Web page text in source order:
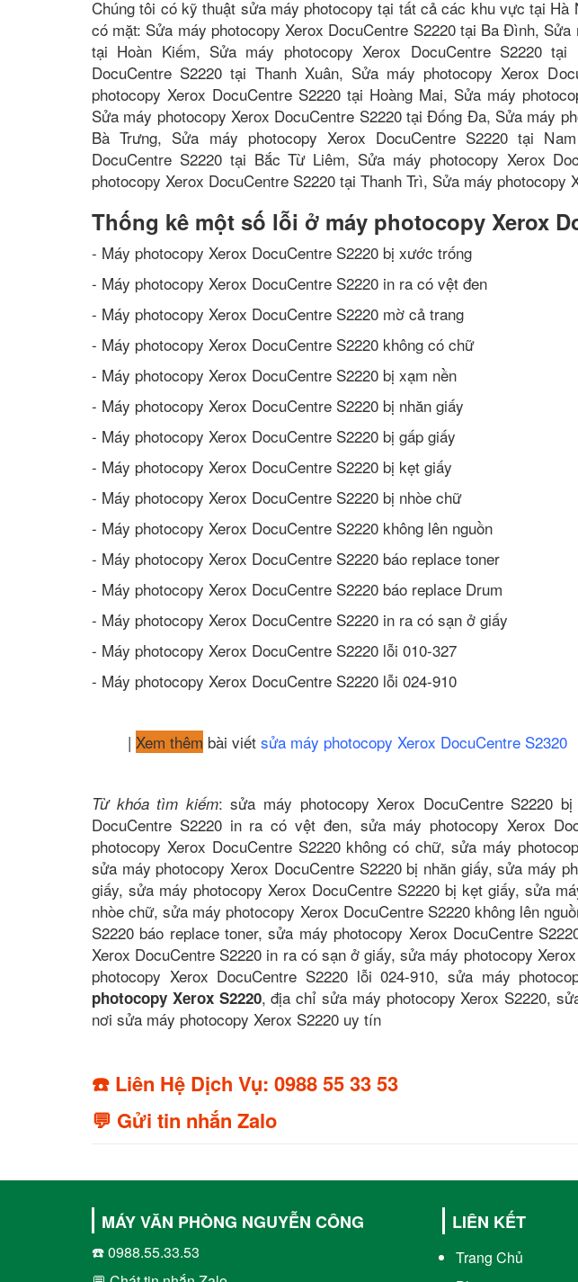
Chúng tôi có kỹ thuật sửa máy photocopy tại tất cả các khu vực tại
có mặt: Sửa máy photocopy Xerox DocuCentre S2220 tại Ba Đình,
tại Hoàn Kiếm, Sửa máy photocopy Xerox DocuCentre S2220
DocuCentre S2220 tại Thanh Xuân, Sửa máy photocopy Xerox
photocopy Xerox DocuCentre S2220 tại Hoàng Mai, Sửa máy
Sửa máy photocopy Xerox DocuCentre S2220 tại Đống Đa, Sửa máy
Bà Trưng, Sửa máy photocopy Xerox DocuCentre S2220 tại
DocuCentre S2220 tại Bắc Từ Liêm, Sửa máy photocopy Xerox
photocopy Xerox DocuCentre S2220 tại Thanh Trì, Sửa máy photocopy
Thống kê một số lỗi ở máy photocopy Xerox
- Máy photocopy Xerox DocuCentre S2220 bị xước trống
- Máy photocopy Xerox DocuCentre S2220 in ra có vệt đen
- Máy photocopy Xerox DocuCentre S2220 mờ cả trang
- Máy photocopy Xerox DocuCentre S2220 không có chữ
- Máy photocopy Xerox DocuCentre S2220 bị xạm nền
- Máy photocopy Xerox DocuCentre S2220 bị nhăn giấy
- Máy photocopy Xerox DocuCentre S2220 bị gấp giấy
- Máy photocopy Xerox DocuCentre S2220 bị kẹt giấy
- Máy photocopy Xerox DocuCentre S2220 bị nhòe chữ
- Máy photocopy Xerox DocuCentre S2220 không lên nguồn
- Máy photocopy Xerox DocuCentre S2220 báo replace toner
- Máy photocopy Xerox DocuCentre S2220 báo replace Drum
- Máy photocopy Xerox DocuCentre S2220 in ra có sạn ở giấy
- Máy photocopy Xerox DocuCentre S2220 lỗi 010-327
- Máy photocopy Xerox DocuCentre S2220 lỗi 024-910
| Xem thêm bài viết sửa máy photocopy Xerox DocuCentre S2320
Từ khóa tìm kiếm: sửa máy photocopy Xerox DocuCentre S2220
DocuCentre S2220 in ra có vệt đen, sửa máy photocopy Xerox
photocopy Xerox DocuCentre S2220 không có chữ, sửa máy
sửa máy photocopy Xerox DocuCentre S2220 bị nhăn giấy, sửa máy
giấy, sửa máy photocopy Xerox DocuCentre S2220 bị kẹt giấy, sửa
nhòe chữ, sửa máy photocopy Xerox DocuCentre S2220 không lên
S2220 báo replace toner, sửa máy photocopy Xerox DocuCentre
Xerox DocuCentre S2220 in ra có sạn ở giấy, sửa máy photocopy
photocopy Xerox DocuCentre S2220 lỗi 024-910, sửa máy
photocopy Xerox S2220, địa chỉ sửa máy photocopy Xerox S2220,
nơi sửa máy photocopy Xerox S2220 uy tín
☎️ Liên Hệ Dịch Vụ: 0988 55 33 53
💬 Gửi tin nhắn Zalo
MÁY VĂN PHÒNG NGUYỄN CÔNG
☎️ 0988.55.33.53
LIÊN KẾT
Trang Chủ